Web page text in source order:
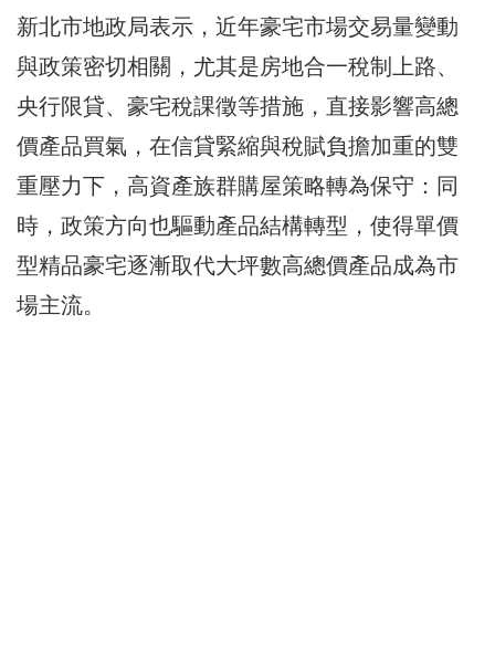
新北市地政局表示，近年豪宅市場交易量變動
與政策密切相關，尤其是房地合一稅制上路、
央行限貸、豪宅稅課徵等措施，直接影響高總
價產品買氣，在信貸緊縮與稅賦負擔加重的雙
重壓力下，高資產族群購屋策略轉為保守：同
時，政策方向也驅動產品結構轉型，使得單價
型精品豪宅逐漸取代大坪數高總價產品成為市
場主流。